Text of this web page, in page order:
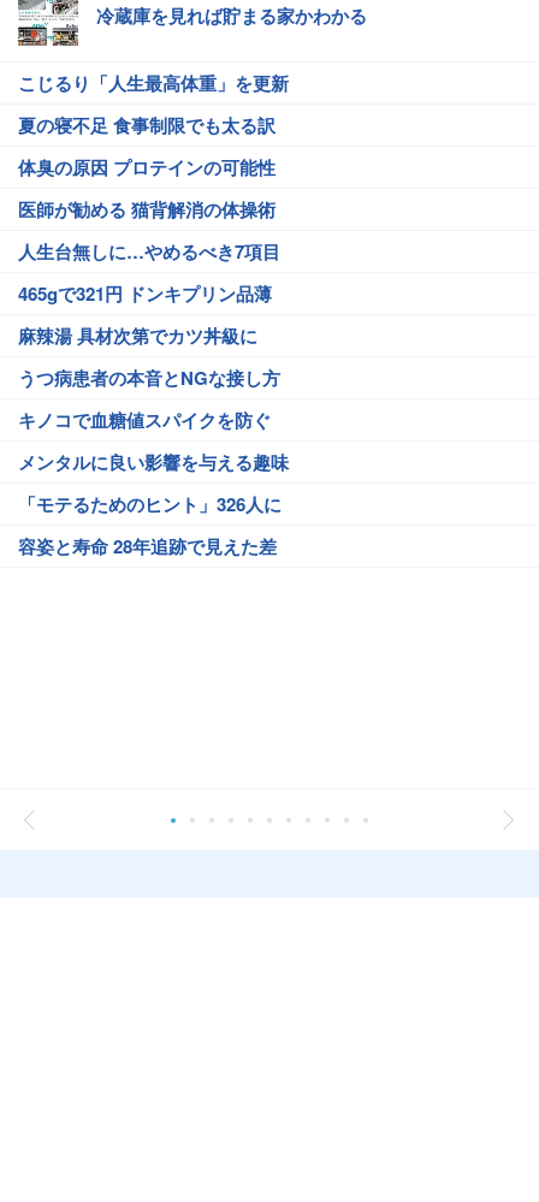
冷蔵庫を見れば貯まる家かわかる
こじるり「人生最高体重」を更新
夏の寝不足 食事制限でも太る訳
体臭の原因 プロテインの可能性
医師が勧める 猫背解消の体操術
人生台無しに…やめるべき7項目
465gで321円 ドンキプリン品薄
麻辣湯 具材次第でカツ丼級に
うつ病患者の本音とNGな接し方
キノコで血糖値スパイクを防ぐ
メンタルに良い影響を与える趣味
「モテるためのヒント」326人に
容姿と寿命 28年追跡で見えた差